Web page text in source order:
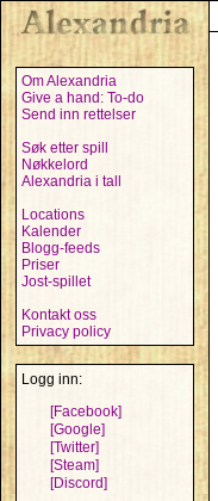
Om Alexandria
Give a hand: To-do
Send inn rettelser
Søk etter spill
Nøkkelord
Alexandria i tall
Locations
Kalender
Blogg-feeds
Priser
Jost-spillet
Kontakt oss
Privacy policy
Logg inn:
[Facebook]
[Google]
[Twitter]
[Steam]
[Discord]